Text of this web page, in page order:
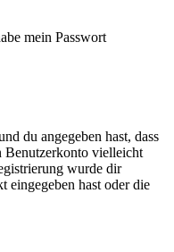
mein Passwort
du angegeben hast, dass
Benutzerkonto vielleicht
wurde dir
eingegeben hast oder die